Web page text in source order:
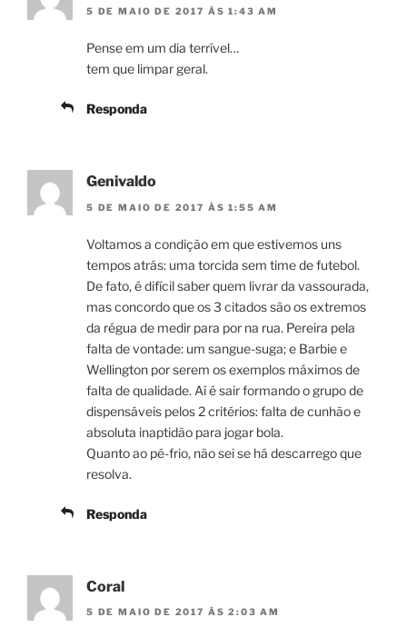
5 DE MAIO DE 2017 ÀS 1:43 AM
Pense em um dia terrível…
tem que limpar geral.
Responda
Genivaldo
5 DE MAIO DE 2017 ÀS 1:55 AM
Voltamos a condição em que estivemos uns
tempos atrás: uma torcida sem time de futebol.
De fato, é difícil saber quem livrar da vassourada,
mas concordo que os 3 citados são os extremos
da régua de medir para por na rua. Pereira pela
falta de vontade: um sangue-suga; e Barbie e
Wellington por serem os exemplos máximos de
falta de qualidade. Aí é sair formando o grupo de
dispensáveis pelos 2 critérios: falta de cunhão e
absoluta inaptidão para jogar bola.
Quanto ao pé-frio, não sei se há descarrego que
resolva.
Responda
Coral
5 DE MAIO DE 2017 ÀS 2:03 AM